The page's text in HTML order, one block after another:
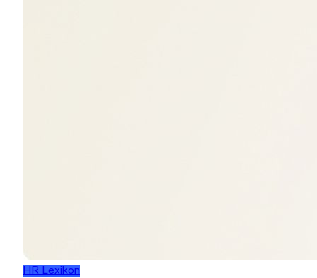
HR Lexikon